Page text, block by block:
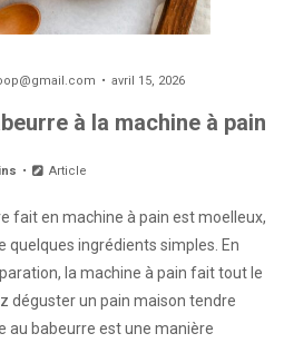
avril 15, 2026
à la machine à pain
Article
fait en machine à pain est moelleux,
quelques ingrédients simples. En
la machine à pain fait tout le
déguster un pain maison tendre
au babeurre est une manière